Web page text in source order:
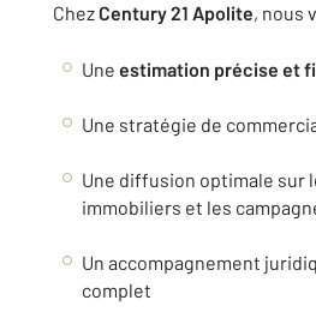
ChezCentury 21 Apolite, nous
Une estimation précise et
Une stratégie de
Une diffusion optimale sur
immobiliers et les
Un accompagnement
complet